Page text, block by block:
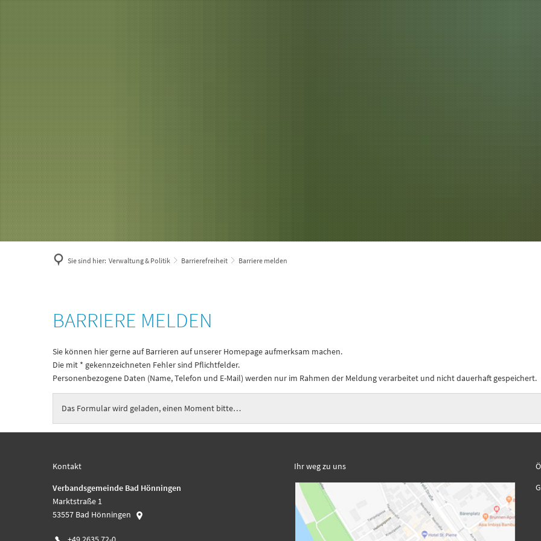
Verwaltung & Politik Unsere Region
Sie sind hier: Verwaltung & Politik Barrierefreiheit Barriere melden
Barriere
melden
BARRIERE MELDEN
Sie können hier gerne auf Barrieren auf unserer Homepage aufmerksam machen.
Die mit * gekennzeichneten Fehler sind Pflichtfelder.
Personenbezogene Daten (Name, Telefon und E-Mail) werden nur im Rahmen der Meldung verarbeitet und nicht dauerhaft gespeichert.
Das Formular wird geladen, einen Moment bitte…
Kontakt
Verbandsgemeinde Bad Hönningen
Marktstraße 1
53557 Bad Hönningen
Ihr weg zu uns